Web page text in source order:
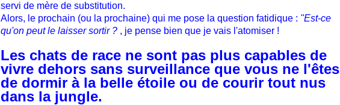
servi de mère de substitution.
Alors, le prochain (ou la prochaine) qui me pose la question fatidique : "Est-ce
qu'on peut le laisser sortir ? , je pense bien que je vais l'atomiser !
Les chats de race ne sont pas plus capables de
vivre dehors sans surveillance que vous ne l'êtes
de dormir à la belle étoile ou de courir tout nus
dans la jungle.